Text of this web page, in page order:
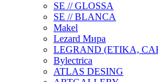
SE // GLOSSA
SE // BLANCA
Makel
Lezard Мира
LEGRAND (ETIKA,
Bylectrica
ATLAS DESING